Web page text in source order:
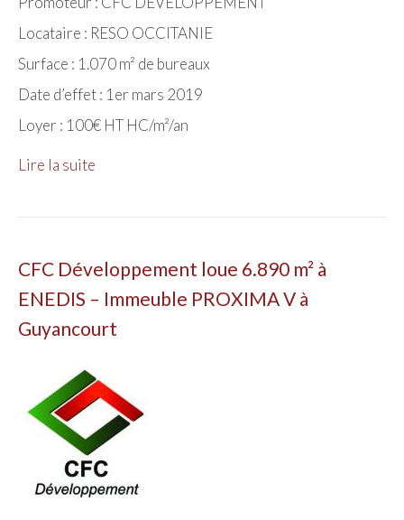
Locataire : RESO OCCITANIE
Surface : 1.070 m² de bureaux
Date d’effet : 1er mars 2019
Loyer : 100€ HT HC/m²/an
Lire la suite
CFC Développement loue 6.890 m² à
ENEDIS – Immeuble PROXIMA V à
Guyancourt